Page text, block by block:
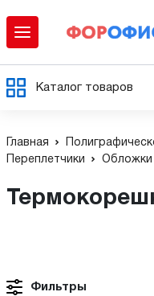
Каталог товаров
Главная
Переплетчики
Обложки
Фильтры